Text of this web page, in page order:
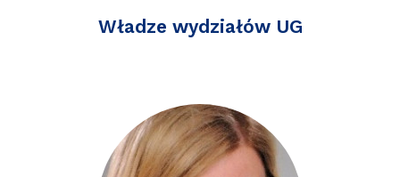
Władze wydziałów UG